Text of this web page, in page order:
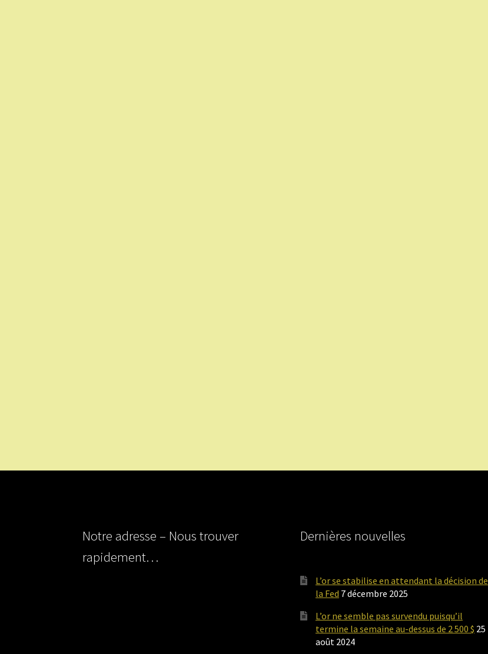
Notre adresse – Nous trouver
rapidement…
Dernières nouvelles
L’or se stabilise en attendant la décision de
la Fed 7 décembre 2025
L’or ne semble pas survendu puisqu’il
termine la semaine au-dessus de 2 500 $ 25
août 2024